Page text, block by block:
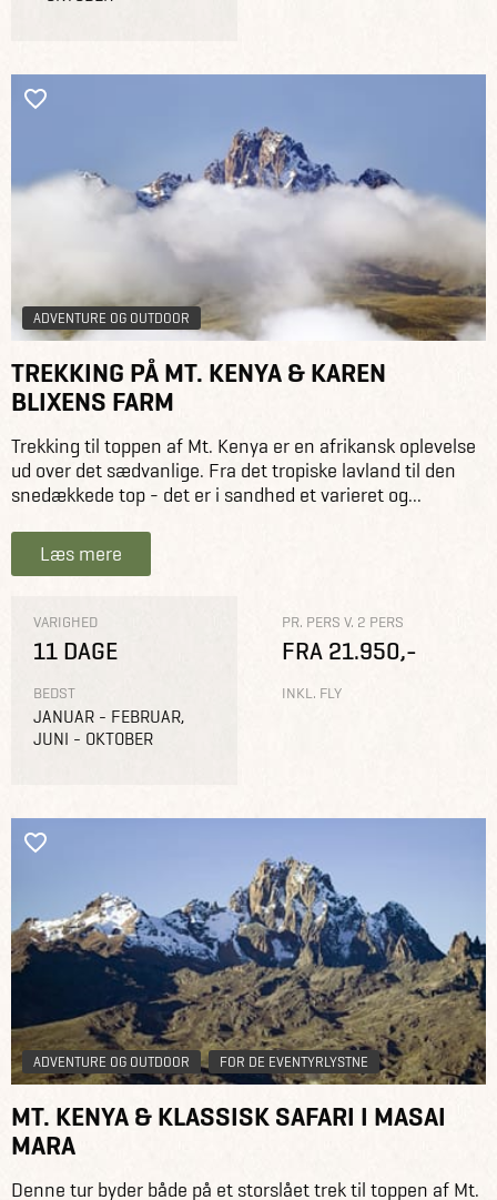
ADVENTURE OG OUTDOOR
TREKKING PÅ MT. KENYA & KAREN
BLIXENS FARM
Trekking til toppen af Mt. Kenya er en afrikansk oplevelse
ud over det sædvanlige. Fra det tropiske lavland til den
snedækkede top - det er i sandhed et varieret og...
Læs mere
VARIGHED
11 DAGE
BEDST
JANUAR - FEBRUAR,
JUNI - OKTOBER
PR. PERS V. 2 PERS
FRA 21.950,-
INKL. FLY
ADVENTURE OG OUTDOOR FOR DE EVENTYRLYSTNE
MT. KENYA & KLASSISK SAFARI I MASAI
MARA
Denne tur byder både på et storslået trek til toppen af Mt.